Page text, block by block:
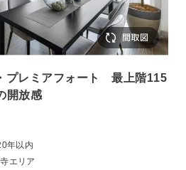
プレミアフォート 最上階115
開放感
年以内
エリア